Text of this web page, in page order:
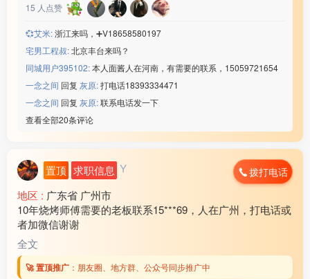
15 人点赞
💞艾米:浙江来吗，➕V18658580197
宅男工程叔:北京丰台来吗？
同城用户395102:本人面酱人在河南，有需要的联系，15059721654
一念之间 回复 灰原:打电话18393334471
一念之间 回复 灰原:联系电话发一下
查看全部20条评论
置顶 求职信息 Y 拨打电话
地区 : 广东省 广州市
10年烧烤师傅需要的老板联系15***69，人在广州，打电话或
者加微信谢谢
全文
🚀 置顶推广 ： 朋友圈、地方群、公众号同步推广中